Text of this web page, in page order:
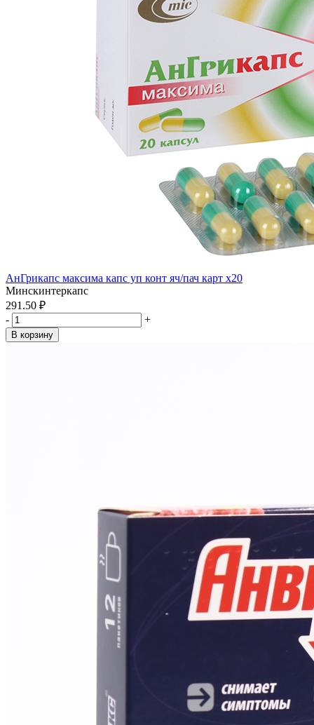
АнГрикапс максима капс уп конт яч/пач карт x20
Минскинтеркапс
291.50 ₽
-
+
В корзину